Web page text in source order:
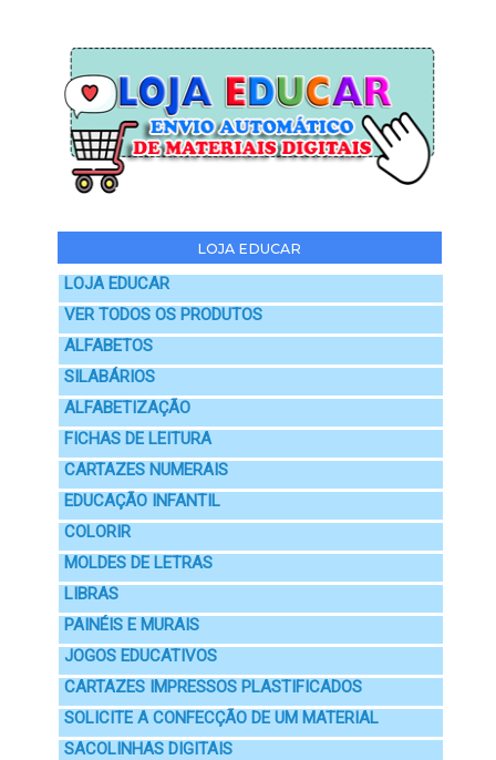
LOJA EDUCAR
LOJA EDUCAR
VER TODOS OS PRODUTOS
ALFABETOS
SILABÁRIOS
ALFABETIZAÇÃO
FICHAS DE LEITURA
CARTAZES NUMERAIS
EDUCAÇÃO INFANTIL
COLORIR
MOLDES DE LETRAS
LIBRAS
PAINÉIS E MURAIS
JOGOS EDUCATIVOS
CARTAZES IMPRESSOS PLASTIFICADOS
SOLICITE A CONFECÇÃO DE UM MATERIAL
SACOLINHAS DIGITAIS